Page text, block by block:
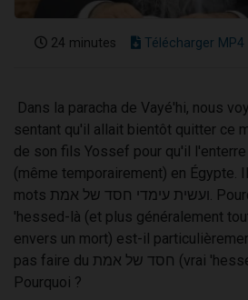
24 minutes Télécharger MP4
Dans la paracha de Vayé'hi, nous
sentant qu'il allait bientôt quitter ce
de son fils Yossef pour qu'il
(même temporairement) en Égypte.
mots ועשית עימדי חסד של אמת. Pourquoi ? En quoi ce
'hessed-là (et plus généralement
envers un mort) est-il
pas faire du חסד של אמת (vrai 'hessed) envers un vivant ?
Pourquoi ?